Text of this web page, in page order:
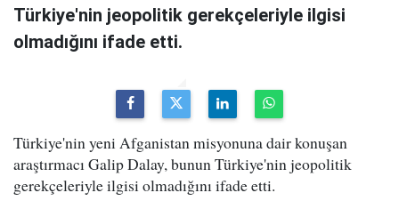
Türkiye'nin jeopolitik gerekçeleriyle ilgisi
olmadığını ifade etti.
Türkiye'nin yeni Afganistan misyonuna dair konuşan
araştırmacı Galip Dalay, bunun Türkiye'nin jeopolitik
gerekçeleriyle ilgisi olmadığını ifade etti.